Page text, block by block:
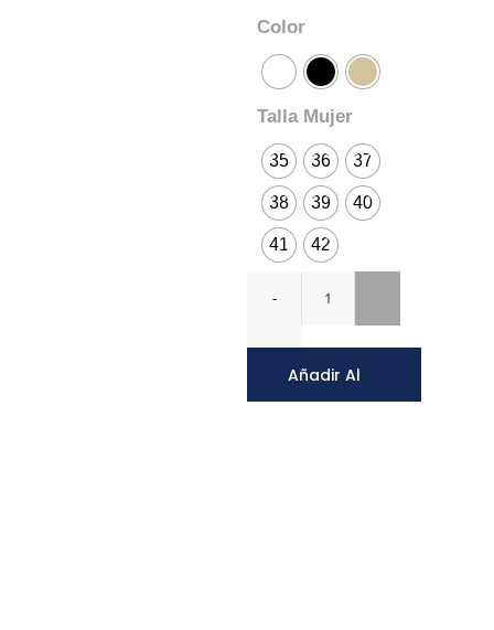
Color
Talla Mujer
35 36 37
38 39 40
41 42
Añadir Al